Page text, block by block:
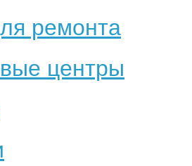
ремонта
центры